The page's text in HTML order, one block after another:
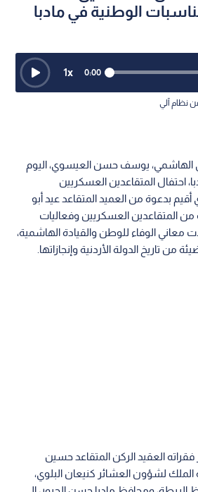
الوطنية في مادبا
0:00
1x
نظام آلي
الهاشمي، يوسف حسن العيسوي، اليوم
احتفال المتقاعدين العسكريين
أقيم بدعوة من العميد المتقاعد عيد أبو
المتقاعدين العسكريين وفعاليات
الوفاء للوطن والقيادة الهاشمية،
تاريخ الدولة الأردنية وإنجازاتها.
فقراته العقيد الركن المتقاعد حسين
الملك لشؤون العشائر كنيعان البلوي،